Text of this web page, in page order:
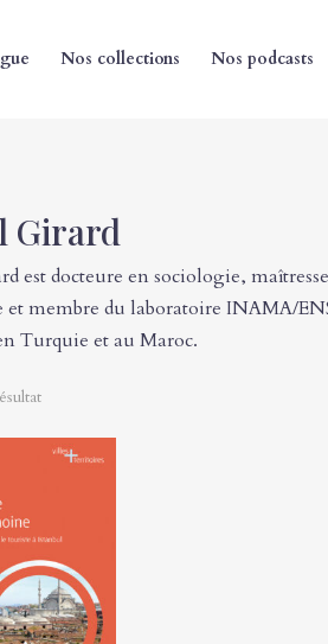
Nos collections Nos podcasts
Girard
est docteure en sociologie,
et membre du laboratoire INAMA/
Turquie et au Maroc.